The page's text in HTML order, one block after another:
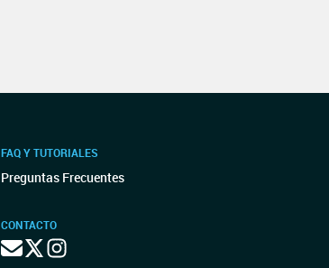
FAQ Y TUTORIALES
Preguntas Frecuentes
CONTACTO